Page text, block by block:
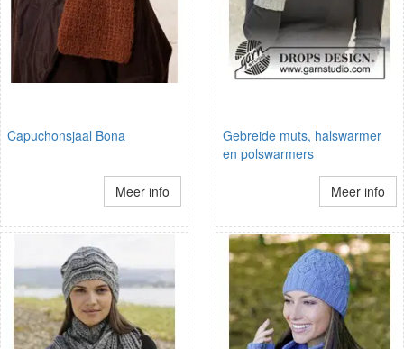
Capuchonsjaal Bona
Meer info
Gebreide muts, halswarmer
en polswarmers
Meer info